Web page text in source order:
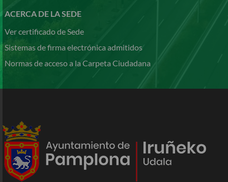
ACERCA DE LA SEDE
Ver certificado de Sede
Sistemas de firma electrónica admitidos
Normas de acceso a la Carpeta Ciudadana